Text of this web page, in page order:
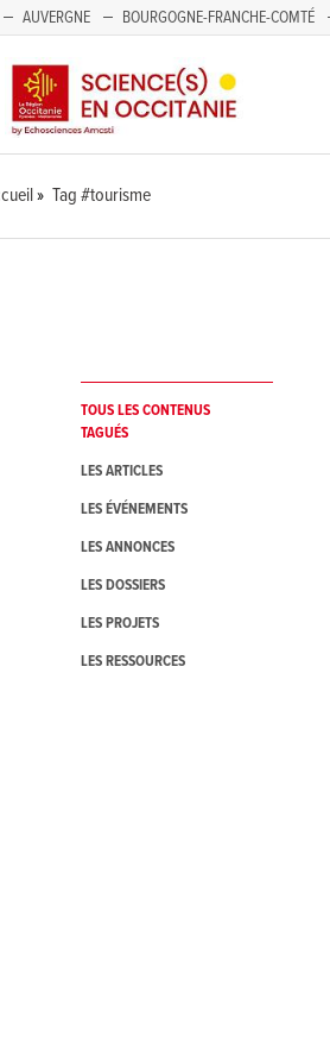
AUVERGNE BOURGOGNE-FRANCHE-COMTÉ
Tag #tourisme
TOUS LES CONTENUS
TAGUÉS
LES ARTICLES
LES ÉVÉNEMENTS
LES ANNONCES
LES DOSSIERS
LES PROJETS
LES RESSOURCES